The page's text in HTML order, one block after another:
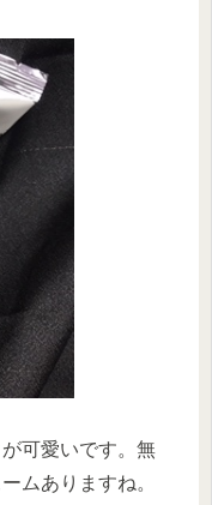
可愛いです。無
ムありますね。